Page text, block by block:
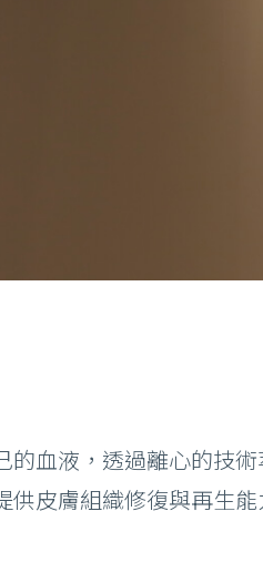
血液，透過離心的技
皮膚組織修復與再生